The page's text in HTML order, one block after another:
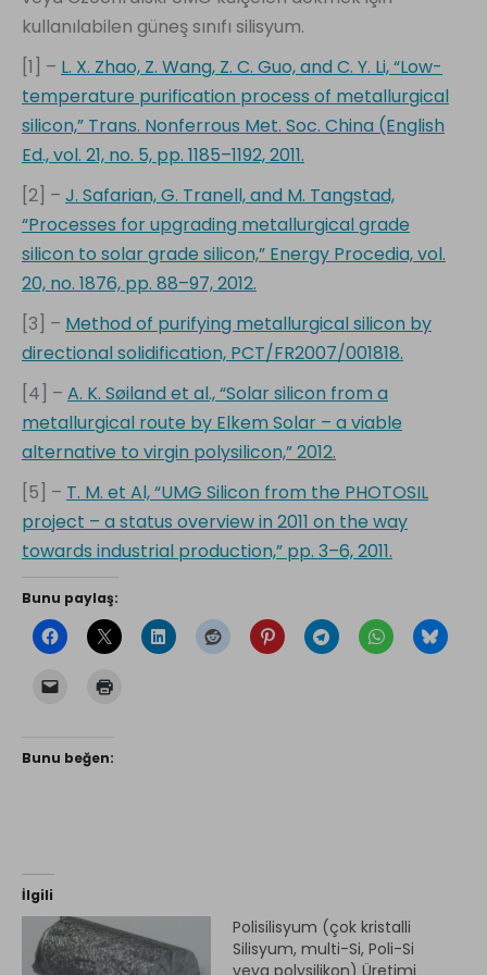
kullanılabilen güneş sınıfı silisyum.
[1] – L. X. Zhao, Z. Wang, Z. C. Guo, and C. Y. Li, “Low-
temperature purification process of metallurgical
silicon,” Trans. Nonferrous Met. Soc. China (English
Ed., vol. 21, no. 5, pp. 1185–1192, 2011.
[2] – J. Safarian, G. Tranell, and M. Tangstad,
“Processes for upgrading metallurgical grade
silicon to solar grade silicon,” Energy Procedia, vol.
20, no. 1876, pp. 88–97, 2012.
[3] – Method of purifying metallurgical silicon by
directional solidification, PCT/FR2007/001818.
[4] – A. K. Søiland et al., “Solar silicon from a
metallurgical route by Elkem Solar – a viable
alternative to virgin polysilicon,” 2012.
[5] – T. M. et Al, “UMG Silicon from the PHOTOSIL
project – a status overview in 2011 on the way
towards industrial production,” pp. 3–6, 2011.
Bunu paylaş:
Bunu beğen:
İlgili
Polisilisyum (çok kristalli
Silisyum, multi-Si, Poli-Si
veya polysilikon) Üretimi